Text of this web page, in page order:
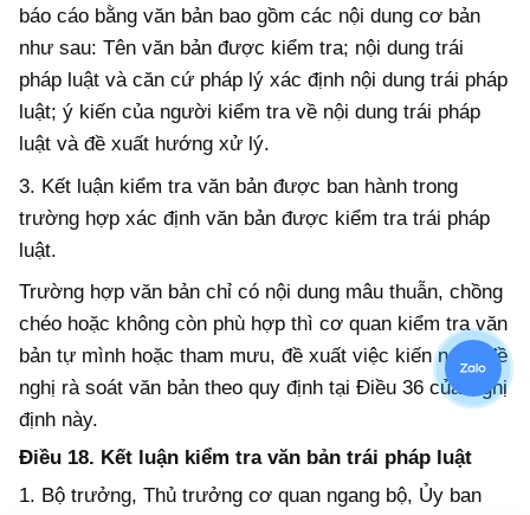
báo cáo bằng văn bản bao gồm các nội dung cơ bản
như sau: Tên văn bản được kiểm tra; nội dung trái
pháp luật và căn cứ pháp lý xác định nội dung trái pháp
luật; ý kiến của người kiểm tra về nội dung trái pháp
luật và đề xuất hướng xử lý.
3. Kết luận kiểm tra văn bản được ban hành trong
trường hợp xác định văn bản được kiểm tra trái pháp
luật.
Trường hợp văn bản chỉ có nội dung mâu thuẫn, chồng
chéo hoặc không còn phù hợp thì cơ quan kiểm tra văn
bản tự mình hoặc tham mưu, đề xuất việc kiến nghị, đề
nghị rà soát văn bản theo quy định tại Điều 36 của Nghị
định này.
Điều 18. Kết luận kiểm tra văn bản trái pháp luật
1. Bộ trưởng, Thủ trưởng cơ quan ngang bộ, Ủy ban